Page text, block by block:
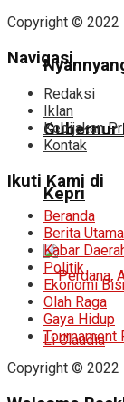
Gubernur
Kepri
Copyright © 2022
Navigasi
Redaksi
Iklan
Kebijakan
Kontak
Ikuti Kami di
Beranda
Berita Utama
Kabar
Politik
Ekonomi
Olah Raga
Gaya Hidup
Tournament
Copyright © 2022